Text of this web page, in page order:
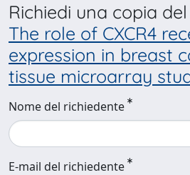
Richiedi una copia
The role of CXCR4
expression in breast
tissue microarray
Nome del richiedente
E-mail del richiedente